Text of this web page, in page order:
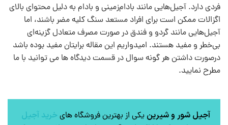
فردی دارد. آجیل‌هایی مانند بادام‌زمینی و بادام به دلیل محتوای بالای
اگزالات ممکن است برای افراد مستعد سنگ کلیه مضر باشند، اما
آجیل‌هایی مانند گردو و فندق در صورت مصرف متعادل گزینه‌ای
بی‌خطر و مفید هستند. امیدواریم این مقاله برایتان مفید بوده باشد
درصورت داشتن هر گونه سوال در قسمت دیدگاه ها می توانید با ما
مطرح نمایید.
آجیل شور و شیرین یکی از بهترین فروشگاه های خرید آجیل